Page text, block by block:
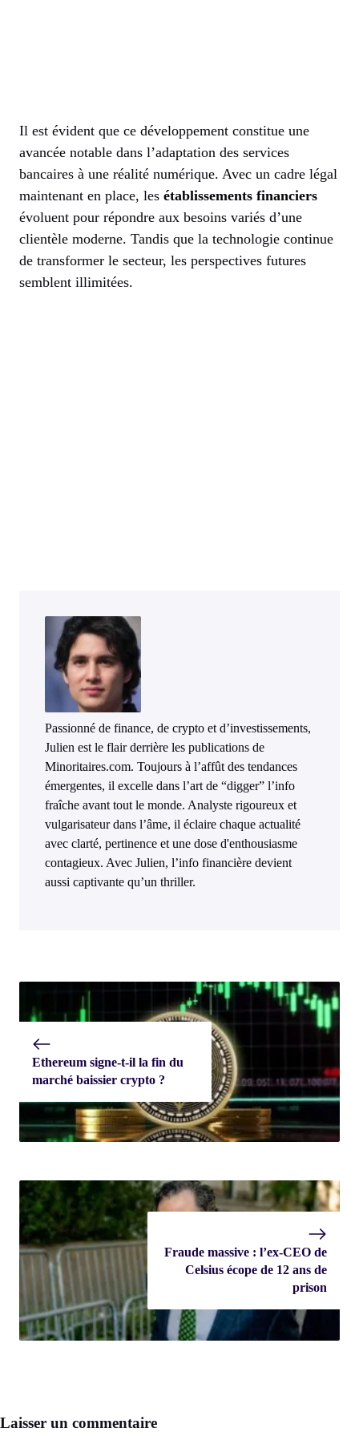
Il est évident que ce développement constitue une
avancée notable dans l’adaptation des services
bancaires à une réalité numérique. Avec un cadre légal
maintenant en place, les établissements financiers
évoluent pour répondre aux besoins variés d’une
clientèle moderne. Tandis que la technologie continue
de transformer le secteur, les perspectives futures
semblent illimitées.
Passionné de finance, de crypto et d’investissements,
Julien est le flair derrière les publications de
Minoritaires.com. Toujours à l’affût des tendances
émergentes, il excelle dans l’art de “digger” l’info
fraîche avant tout le monde. Analyste rigoureux et
vulgarisateur dans l’âme, il éclaire chaque actualité
avec clarté, pertinence et une dose d'enthousiasme
contagieux. Avec Julien, l’info financière devient
aussi captivante qu’un thriller.
Ethereum signe-t-il la fin du
marché baissier crypto ?
Fraude massive : l’ex-CEO de
Celsius écope de 12 ans de
prison
Laisser un commentaire